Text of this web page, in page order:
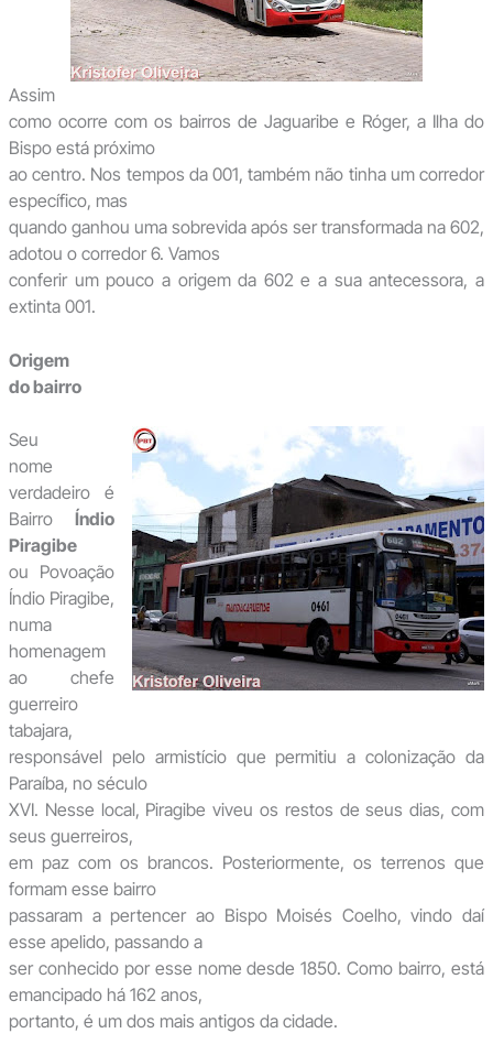
Assim
como ocorre com os bairros de Jaguaribe e Róger, a Ilha do
Bispo está próximo
ao centro. Nos tempos da 001, também não tinha um corredor
específico, mas
quando ganhou uma sobrevida após ser transformada na 602,
adotou o corredor 6. Vamos
conferir um pouco a origem da 602 e a sua antecessora, a
extinta 001.
Origem
do bairro
Seu
nome
verdadeiro é
BairroÍndio
Piragibe
ou Povoação
Índio Piragibe,
numa
homenagem
ao chefe
guerreiro
tabajara,
responsável pelo armistício que permitiu a colonização da
Paraíba, no século
XVI. Nesse local, Piragibe viveu os restos de seus dias, com
seus guerreiros,
em paz com os brancos. Posteriormente, os terrenos que
formam esse bairro
passaram a pertencer ao Bispo Moisés Coelho, vindo daí
esse apelido, passando a
ser conhecido por esse nome desde 1850. Como bairro, está
emancipado há 162 anos,
portanto, é um dos mais antigos da cidade.